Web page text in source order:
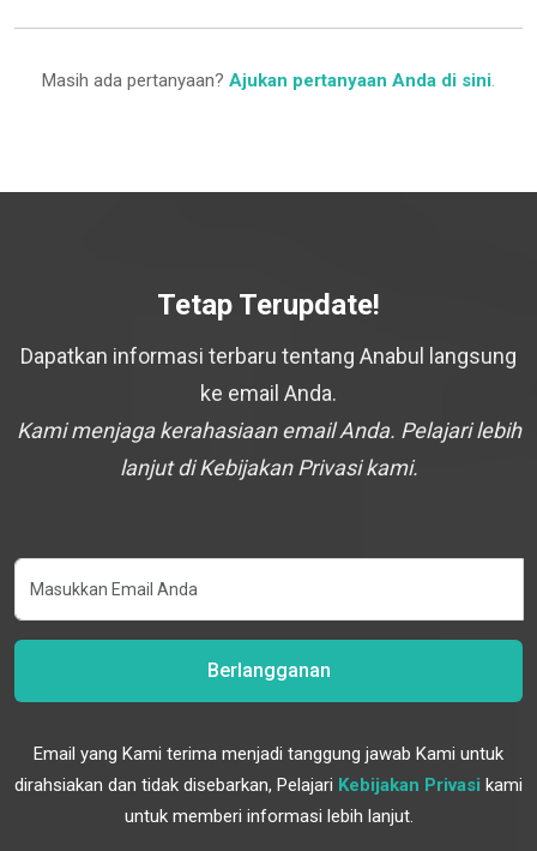
Masih ada pertanyaan? Ajukan pertanyaan Anda di sini.
Tetap Terupdate!
Dapatkan informasi terbaru tentang Anabul langsung
ke email Anda.
Kami menjaga kerahasiaan email Anda. Pelajari lebih
lanjut di Kebijakan Privasi kami.
Berlangganan
Email yang Kami terima menjadi tanggung jawab Kami untuk
dirahsiakan dan tidak disebarkan, Pelajari Kebijakan Privasi kami
untuk memberi informasi lebih lanjut.